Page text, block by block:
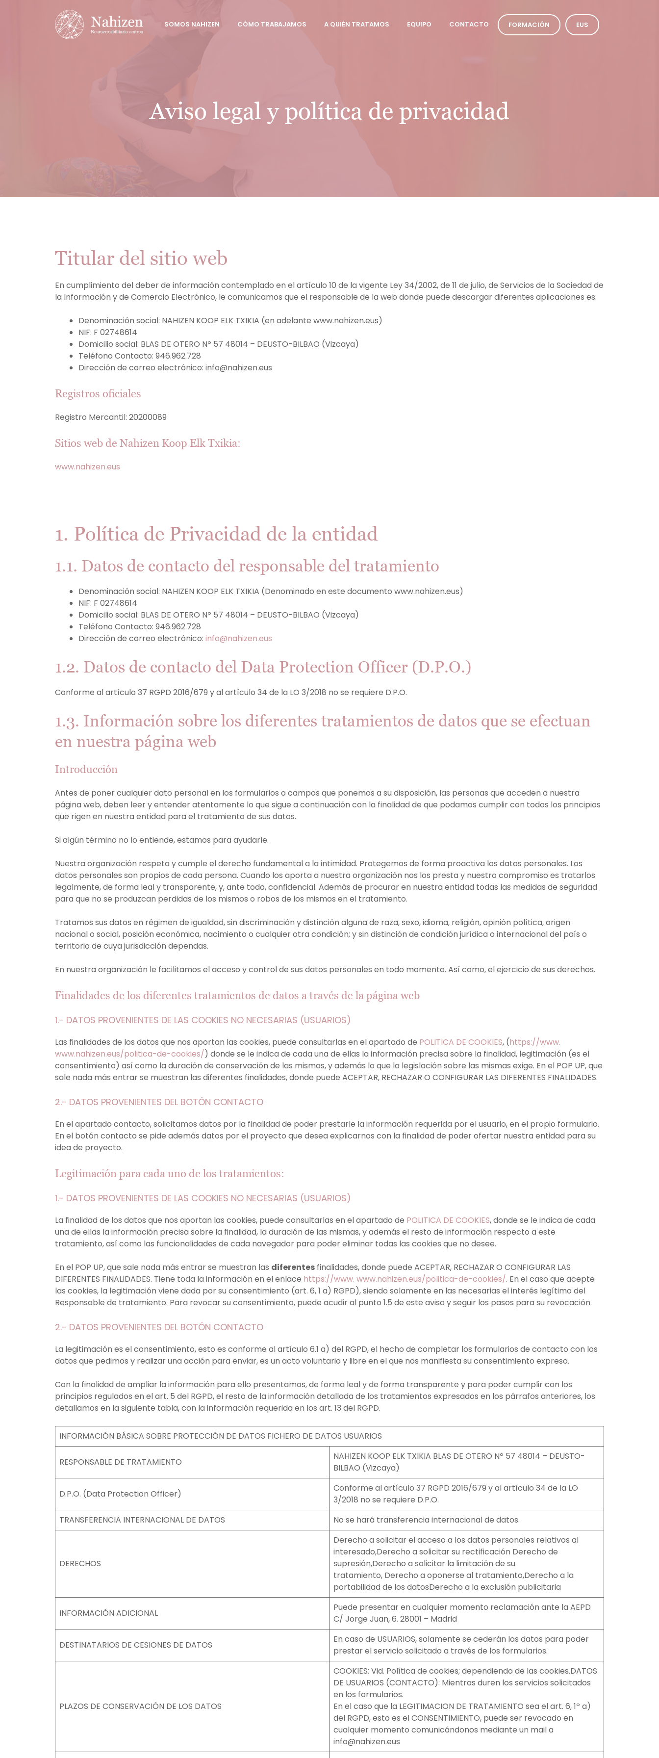
SOMOS NAHIZEN CÓMO TRABAJAMOS A QUIÉN TRATAMOS EQUIPO CONTACTO FORMACIÓN EUS
Aviso legal y política de privacidad
Titular del sitio web
En cumplimiento del deber de información contemplado en el artículo 10 de la vigente Ley 34/2002, de 11 de julio, de Servicios de la Sociedad de
la Información y de Comercio Electrónico, le comunicamos que el responsable de la web donde puede descargar diferentes aplicaciones es:
Denominación social: NAHIZEN KOOP ELK TXIKIA (en adelante www.nahizen.eus)
NIF: F 02748614
Domicilio social: BLAS DE OTERO Nº 57 48014 – DEUSTO-BILBAO (Vizcaya)
Teléfono Contacto: 946.962.728
Dirección de correo electrónico: info@nahizen.eus
Registros oficiales
Registro Mercantil: 20200089
Sitios web de Nahizen Koop Elk Txikia:
www.nahizen.eus
1. Política de Privacidad de la entidad
1.1. Datos de contacto del responsable del tratamiento
Denominación social: NAHIZEN KOOP ELK TXIKIA (Denominado en este documento www.nahizen.eus)
NIF: F 02748614
Domicilio social: BLAS DE OTERO Nº 57 48014 – DEUSTO-BILBAO (Vizcaya)
Teléfono Contacto: 946.962.728
Dirección de correo electrónico: info@nahizen.eus
1.2. Datos de contacto del Data Protection Officer (D.P.O.)
Conforme al artículo 37 RGPD 2016/679 y al artículo 34 de la LO 3/2018 no se requiere D.P.O.
1.3. Información sobre los diferentes tratamientos de datos que se efectuan
en nuestra página web
Introducción
Antes de poner cualquier dato personal en los formularios o campos que ponemos a su disposición, las personas que acceden a nuestra
página web, deben leer y entender atentamente lo que sigue a continuación con la finalidad de que podamos cumplir con todos los principios
que rigen en nuestra entidad para el tratamiento de sus datos.
Si algún término no lo entiende, estamos para ayudarle.
Nuestra organización respeta y cumple el derecho fundamental a la intimidad. Protegemos de forma proactiva los datos personales. Los
datos personales son propios de cada persona. Cuando los aporta a nuestra organización nos los presta y nuestro compromiso es tratarlos
legalmente, de forma leal y transparente, y, ante todo, confidencial. Además de procurar en nuestra entidad todas las medidas de seguridad
para que no se produzcan perdidas de los mismos o robos de los mismos en el tratamiento.
Tratamos sus datos en régimen de igualdad, sin discriminación y distinción alguna de raza, sexo, idioma, religión, opinión política, origen
nacional o social, posición económica, nacimiento o cualquier otra condición; y sin distinción de condición jurídica o internacional del país o
territorio de cuya jurisdicción dependas.
En nuestra organización le facilitamos el acceso y control de sus datos personales en todo momento. Así como, el ejercicio de sus derechos.
Finalidades de los diferentes tratamientos de datos a través de la página web
1.- DATOS PROVENIENTES DE LAS COOKIES NO NECESARIAS (USUARIOS)
Las finalidades de los datos que nos aportan las cookies, puede consultarlas en el apartado de POLITICA DE COOKIES, (https://www.
www.nahizen.eus/politica-de-cookies/) donde se le indica de cada una de ellas la información precisa sobre la finalidad, legitimación (es el
consentimiento) así como la duración de conservación de las mismas, y además lo que la legislación sobre las mismas exige. En el POP UP, que
sale nada más entrar se muestran las diferentes finalidades, donde puede ACEPTAR, RECHAZAR O CONFIGURAR LAS DIFERENTES FINALIDADES.
2.- DATOS PROVENIENTES DEL BOTÓN CONTACTO
En el apartado contacto, solicitamos datos por la finalidad de poder prestarle la información requerida por el usuario, en el propio formulario.
En el botón contacto se pide además datos por el proyecto que desea explicarnos con la finalidad de poder ofertar nuestra entidad para su
idea de proyecto.
Legitimación para cada uno de los tratamientos:
1.- DATOS PROVENIENTES DE LAS COOKIES NO NECESARIAS (USUARIOS)
La finalidad de los datos que nos aportan las cookies, puede consultarlas en el apartado de POLITICA DE COOKIES, donde se le indica de cada
una de ellas la información precisa sobre la finalidad, la duración de las mismas, y además el resto de información respecto a este
tratamiento, así como las funcionalidades de cada navegador para poder eliminar todas las cookies que no desee.
En el POP UP, que sale nada más entrar se muestran las diferentes finalidades, donde puede ACEPTAR, RECHAZAR O CONFIGURAR LAS
DIFERENTES FINALIDADES. Tiene toda la información en el enlace https://www. www.nahizen.eus/politica-de-cookies/. En el caso que acepte
las cookies, la legitimación viene dada por su consentimiento (art. 6, 1 a) RGPD), siendo solamente en las necesarias el interés legítimo del
Responsable de tratamiento. Para revocar su consentimiento, puede acudir al punto 1.5 de este aviso y seguir los pasos para su revocación.
2.- DATOS PROVENIENTES DEL BOTÓN CONTACTO
La legitimación es el consentimiento, esto es conforme al artículo 6.1 a) del RGPD, el hecho de completar los formularios de contacto con los
datos que pedimos y realizar una acción para enviar, es un acto voluntario y libre en el que nos manifiesta su consentimiento expreso.
Con la finalidad de ampliar la información para ello presentamos, de forma leal y de forma transparente y para poder cumplir con los
principios regulados en el art. 5 del RGPD, el resto de la información detallada de los tratamientos expresados en los párrafos anteriores, los
detallamos en la siguiente tabla, con la información requerida en los art. 13 del RGPD.
INFORMACIÓN BÁSICA SOBRE PROTECCIÓN DE DATOS FICHERO DE DATOS USUARIOS
RESPONSABLE DE TRATAMIENTO
NAHIZEN KOOP ELK TXIKIA BLAS DE OTERO Nº 57 48014 – DEUSTO-
BILBAO (Vizcaya)
D.P.O. (Data Protection Officer)
Conforme al artículo 37 RGPD 2016/679 y al artículo 34 de la LO
3/2018 no se requiere D.P.O.
TRANSFERENCIA INTERNACIONAL DE DATOS
No se hará transferencia internacional de datos.
DERECHOS
Derecho a solicitar el acceso a los datos personales relativos al
interesado,Derecho a solicitar su rectificación Derecho de
supresión,Derecho a solicitar la limitación de su
tratamiento, Derecho a oponerse al tratamiento,Derecho a la
portabilidad de los datosDerecho a la exclusión publicitaria
INFORMACIÓN ADICIONAL
Puede presentar en cualquier momento reclamación ante la AEPD
C/ Jorge Juan, 6. 28001 – Madrid
DESTINATARIOS DE CESIONES DE DATOS
En caso de USUARIOS, solamente se cederán los datos para poder
prestar el servicio solicitado a través de los formularios.
PLAZOS DE CONSERVACIÓN DE LOS DATOS
COOKIES: Vid. Política de cookies; dependiendo de las cookies.DATOS
DE USUARIOS (CONTACTO): Mientras duren los servicios solicitados
en los formularios.
En el caso que la LEGITIMACION DE TRATAMIENTO sea el art. 6, 1º a)
del RGPD, esto es el CONSENTIMIENTO, puede ser revocado en
cualquier momento comunicándonos mediante un mail a
info@nahizen.eus